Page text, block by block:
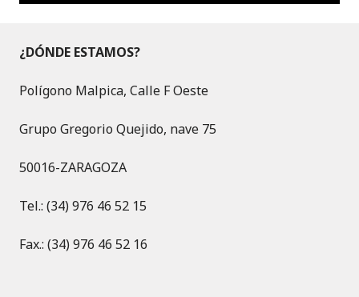
¿DÓNDE ESTAMOS?
Polígono Malpica, Calle F Oeste
Grupo Gregorio Quejido, nave 75
50016-ZARAGOZA
Tel.: (34) 976 46 52 15
Fax.: (34) 976 46 52 16